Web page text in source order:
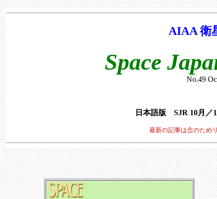
AIAA 衛
Space
No.49
日本語版 SJR 10月／
最新の記事は念のため